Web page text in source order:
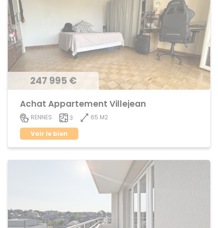
247 995 €
Achat Appartement Villejean
RENNES 3
65 M2
Voir le bien